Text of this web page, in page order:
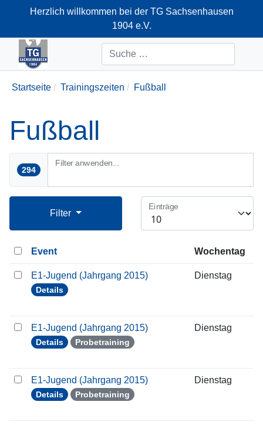
Herzlich willkommen bei der TG Sachsenhausen
1904 e.V.
+49-69-66374712
Suchen
Startseite Trainingszeiten Fußball
Fußball
294
Filter anwenden...
Filter
Einträge
Event Wochentag
E1-Jugend (Jahrgang 2015)
Details
Dienstag
E1-Jugend (Jahrgang 2015)
Details Probetraining
Dienstag
E1-Jugend (Jahrgang 2015)
Details Probetraining
Dienstag